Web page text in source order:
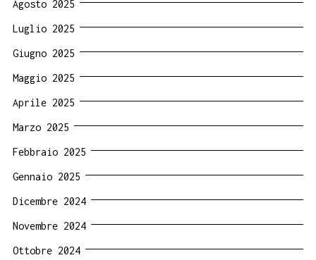
Agosto 2025
Luglio 2025
Giugno 2025
Maggio 2025
Aprile 2025
Marzo 2025
Febbraio 2025
Gennaio 2025
Dicembre 2024
Novembre 2024
Ottobre 2024